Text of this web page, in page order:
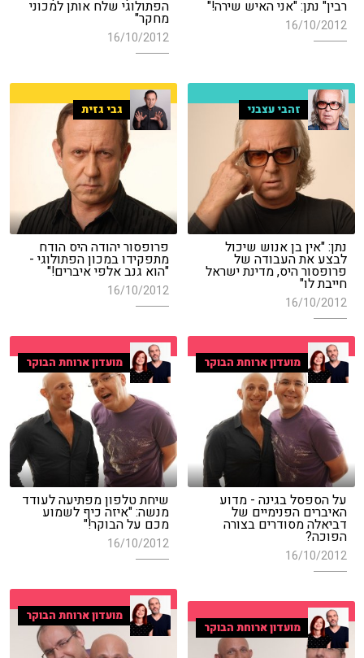
רבין" נתן: "אני האיש שירה!"
16/10/2012
הפתולוגי שלח אותן למכוני
מחקר"
16/10/2012
זהבי עצבני
נתן: "אין בן אנוש שיכול
לבצע את העבודה של
פרופסור היס, מדינת ישראל
חייבת לו"
16/10/2012
גבי גזית
פרופסור יהודה היס הודח
מתפקידו במכון הפתולוגי -
"הוא גנב אלפי איברים!"
16/10/2012
מועדון ארוחת הבוקר
על הספסל בגינה - מדוע
האיברים הפנימיים של
דביאלה מסודרים בצורה
הפוכה?
16/10/2012
מועדון ארוחת הבוקר
שיחת טלפון מפתיעה לעודד
מנשה: "איזה כיף לשמוע
מכם על הבוקר!"
16/10/2012
מועדון ארוחת הבוקר
מועדון ארוחת הבוקר